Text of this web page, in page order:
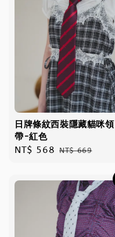
日牌條紋西裝隱藏貓咪領
帶-紅色
Sale
NT$ 568 Regular
NT$ 669